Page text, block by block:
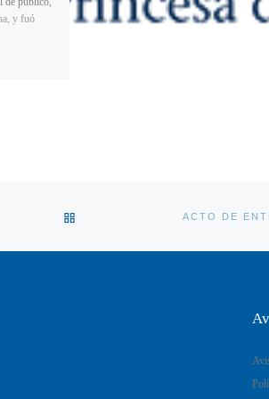
y fuó
VOLVER A LA LISTA DE